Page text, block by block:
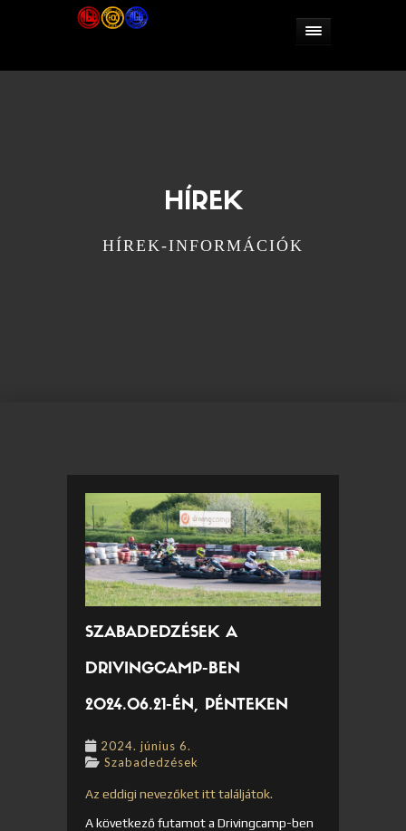
HÍREK
HÍREK-INFORMÁCIÓK
SZABADEDZÉSEK A
DRIVINGCAMP-BEN
2024.06.21-ÉN, PÉNTEKEN
2024. június 6.
Szabadedzések
Az eddigi nevezőket itt találjátok.
A következő futamot a Drivingcamp-ben